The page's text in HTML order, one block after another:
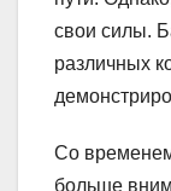
свои силы.
различных
Со
больше